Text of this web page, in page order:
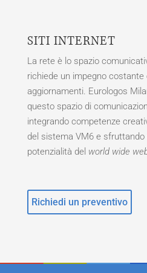
SITI INTERNET
La rete è lo spazio
richiede un impegno costante
aggiornamenti. Eurologos
questo spazio di
integrando competenze
del sistema VM6 e sfruttando
potenzialità del world wide
Richiedi un preventivo